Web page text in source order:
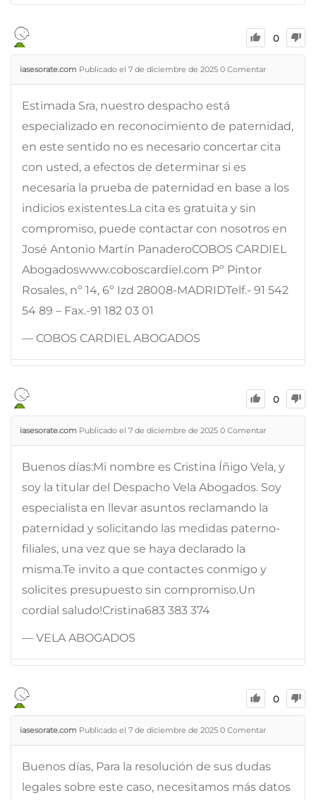
0
iasesorate.com Publicado el 7 de diciembre de 2025 0 Comentar
Estimada Sra, nuestro despacho está
especializado en reconocimiento de paternidad,
en este sentido no es necesario concertar cita
con usted, a efectos de determinar si es
necesaria la prueba de paternidad en base a los
indicios existentes.La cita es gratuita y sin
compromiso, puede contactar con nosotros en
José Antonio Martín PanaderoCOBOS CARDIEL
Abogadoswww.coboscardiel.com Pº Pintor
Rosales, nº 14, 6º Izd 28008-MADRIDTelf.- 91 542
54 89 – Fax.-91 182 03 01
— COBOS CARDIEL ABOGADOS
0
iasesorate.com Publicado el 7 de diciembre de 2025 0 Comentar
Buenos días:Mi nombre es Cristina Íñigo Vela, y
soy la titular del Despacho Vela Abogados. Soy
especialista en llevar asuntos reclamando la
paternidad y solicitando las medidas paterno-
filiales, una vez que se haya declarado la
misma.Te invito a que contactes conmigo y
solicites presupuesto sin compromiso.Un
cordial saludo!Cristina683 383 374
— VELA ABOGADOS
0
iasesorate.com Publicado el 7 de diciembre de 2025 0 Comentar
Buenos días, Para la resolución de sus dudas
legales sobre este caso, necesitamos más datos